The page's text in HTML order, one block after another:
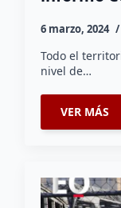
6 marzo, 2024
Todo el
nivel de…
VER MÁS